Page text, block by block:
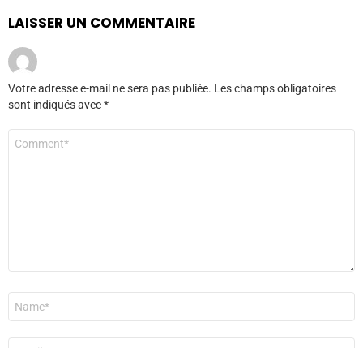
LAISSER UN COMMENTAIRE
Votre adresse e-mail ne sera pas publiée. Les champs obligatoires
sont indiqués avec*